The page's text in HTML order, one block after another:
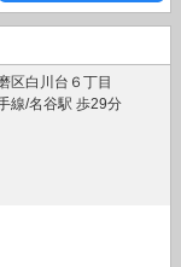
区白川台６丁目
線/名谷駅 歩29分